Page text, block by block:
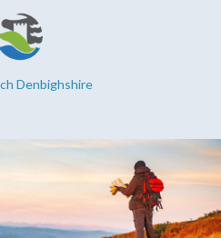
Denbighshire